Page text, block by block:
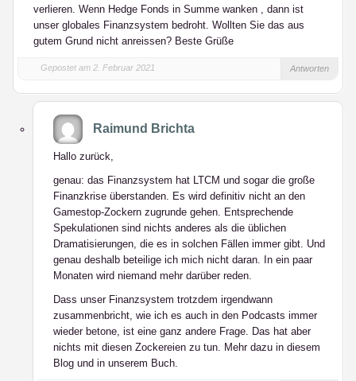
verlieren. Wenn Hedge Fonds in Summe wanken , dann ist
unser globales Finanzsystem bedroht. Wollten Sie das aus
gutem Grund nicht anreissen? Beste Grüße
Gepostet am 2. Februar 2021 Antworten
Raimund Brichta
Hallo zurück,
genau: das Finanzsystem hat LTCM und sogar die große
Finanzkrise überstanden. Es wird definitiv nicht an den
Gamestop-Zockern zugrunde gehen. Entsprechende
Spekulationen sind nichts anderes als die üblichen
Dramatisierungen, die es in solchen Fällen immer gibt. Und
genau deshalb beteilige ich mich nicht daran. In ein paar
Monaten wird niemand mehr darüber reden.
Dass unser Finanzsystem trotzdem irgendwann
zusammenbricht, wie ich es auch in den Podcasts immer
wieder betone, ist eine ganz andere Frage. Das hat aber
nichts mit diesen Zockereien zu tun. Mehr dazu in diesem
Blog und in unserem Buch.